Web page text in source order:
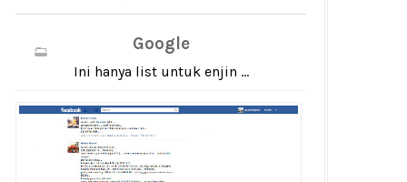
Google
Ini hanya list untuk enjin ...